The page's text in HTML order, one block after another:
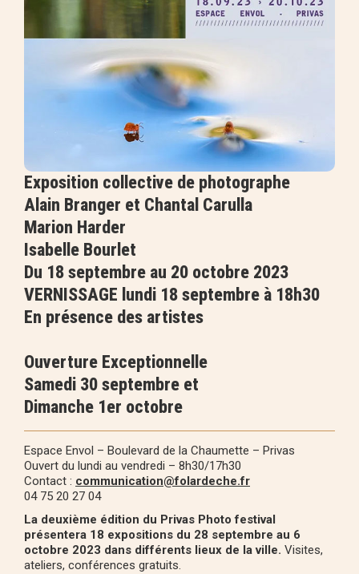
Exposition collective de photographe
Alain Branger et Chantal Carulla
Marion Harder
Isabelle Bourlet
Du 18 septembre au 20 octobre 2023
VERNISSAGE lundi 18 septembre à 18h30
En présence des artistes
Ouverture Exceptionnelle
Samedi 30 septembre et
Dimanche 1er octobre
Espace Envol – Boulevard de la Chaumette – Privas
Ouvert du lundi au vendredi – 8h30/17h30
Contact : communication@folardeche.fr
04 75 20 27 04
La deuxième édition du Privas Photo festival
présentera 18 expositions du 28 septembre au 6
octobre 2023 dans différents lieux de la ville. Visites,
ateliers, conférences gratuits.